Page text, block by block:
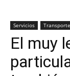
Servicios Transporte
El muy